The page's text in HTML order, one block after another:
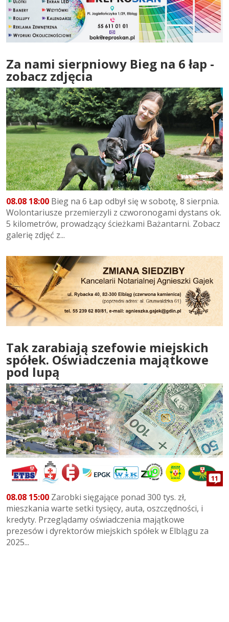
Za nami sierpniowy Bieg na 6 łap -
zobacz zdjęcia
08.08 18:00 Bieg na 6 Łap odbył się w sobotę, 8 sierpnia.
Wolontariusze przemierzyli z czworonogami dystans ok.
5 kilometrów, prowadzący ścieżkami Bażantarni. Zobacz
galerię zdjęć z...
Tak zarabiają szefowie miejskich
spółek. Oświadczenia majątkowe
pod lupą
11
08.08 15:00 Zarobki sięgające ponad 300 tys. zł,
mieszkania warte setki tysięcy, auta, oszczędności, i
kredyty. Przeglądamy oświadczenia majątkowe
prezesów i dyrektorów miejskich spółek w Elblągu za
2025...